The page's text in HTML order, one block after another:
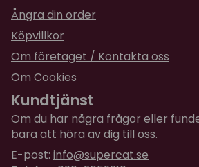
Ångra din order
Köpvillkor
Om företaget / Kontakta oss
Om Cookies
Kundtjänst
Om du har några frågor eller
bara att höra av dig till oss.
E-post: info@supercat.se